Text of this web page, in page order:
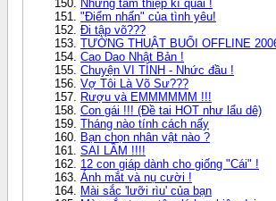
Những tấm thiệp kì quái !
"Điểm nhấn" của tình yêu!
Đi tập võ???
TƯỜNG THUẬT BUỔI OFFLINE
Cao Dao Nhật Bản !
Chuyện VI TÍNH - Nhức đầu !
Vợ Tôi Là Võ Sư???
Rượu và EMMMMMM !!!
Con gái !!! (Đề tai HOT như lẩu dê)
Tháng nào tính cách nấy
Bạn chọn nhân vật nào ?
SAI LẦM !!!!
12 con giáp dành cho giống "Cái" !
Ánh mắt và nụ cười !
Mài sắc 'lưỡi rìu' của bạn